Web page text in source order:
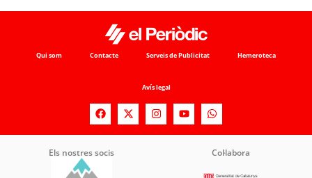
Qui som Contacte Serveis de Publicitat Hemeroteca
Avís legal
Els nostres socis Col·labora